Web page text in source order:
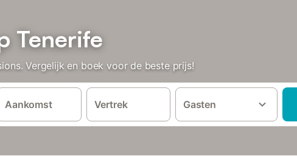
Tenerife
Vergelijk en boek voor de beste prijs!
Aankomst Vertrek Gasten